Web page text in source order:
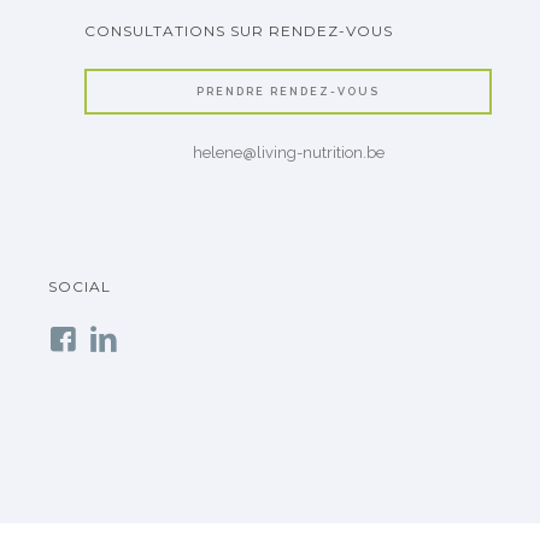
CONSULTATIONS SUR RENDEZ-VOUS
PRENDRE RENDEZ-VOUS
helene@living-nutrition.be
SOCIAL